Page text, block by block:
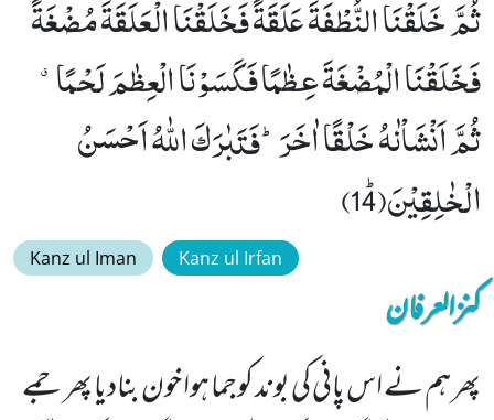
ثُمَّ خَلَقْنَا النُّطْفَةَ عَلَقَةً فَخَلَقْنَا الْعَلَقَةَ مُضْغَةً
فَخَلَقْنَا الْمُضْغَةَ عِظٰمًا فَكَسَوْنَا الْعِظٰمَ لَحْمًاۗ-
ثُمَّ اَنْشَاْنٰهُ خَلْقًا اٰخَرَؕ-فَتَبٰرَكَ اللّٰهُ اَحْسَنُ
الْخٰلِقِیْنَﭤ(14)
Kanz ul Iman Kanz ul Irfan
کنزالعرفان
پھر ہم نے اس پانی کی بوند کوجما ہوا خون بنادیا پھر جمے